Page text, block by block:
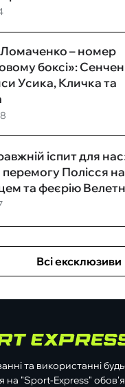
– номер
боксі»:
Усика, Кличка та
іспит для
Полісся
та феєрію
Всі ексклюзиви
та використанні
на "Sport-Express"